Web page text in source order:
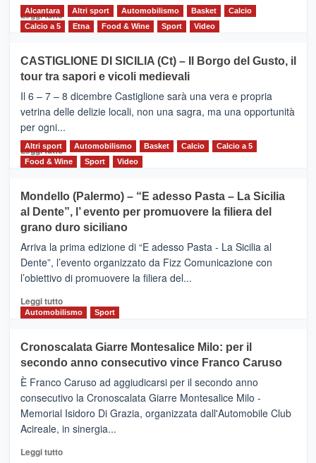
Leggi tutto Leggi
MOIO
ALCANTARA
–
Vivicittà,
alla
scoperta
del
territorio,
e
messaggi
di
Alcantara Altri sport Automobilismo Basket
Calcio
Calcio a 5
Etna Food & Wine Sport Video
CASTIGLIONE DI SICILIA (Ct) – Il Borgo del Gusto, il
tour tra sapori e vicoli medievali
Il 6 – 7 – 8 dicembre Castiglione sarà una vera e propria
vetrina delle delizie locali, non una sagra, ma una opportunità
per ogni...
Leggi tuttoLeggi
di
CASTIGLIONE
DI
SICILIA
(Ct)
–
Il
Borgo
Gusto,
il
tra
sapori
vicoli
medievali
Altri sport Automobilismo Basket Calcio
Calcio a 5
Food & Wine
Sport Video
Mondello (Palermo) – “E adesso Pasta – La Sicilia
al Dente”, l’ evento per promuovere la filiera del
grano duro siciliano
Arriva la prima edizione di “E adesso Pasta - La Sicilia al
Dente”, l’evento organizzato da Fizz Comunicazione con
l’obiettivo di promuovere la filiera del...
Leggi tuttoLeggi
di
Mondello
(Palermo)
–
“E
adesso
Pasta
–
Sicilia
Automobilismo Sport
Cronoscalata Giarre Montesalice Milo: per il
secondo anno consecutivo vince Franco Caruso
È Franco Caruso ad aggiudicarsi per il secondo anno
consecutivo la Cronoscalata Giarre Montesalice Milo -
Memorial Isidoro Di Grazia, organizzata dall'Automobile Club
Acireale, in sinergia...
Leggi tuttoLeggi